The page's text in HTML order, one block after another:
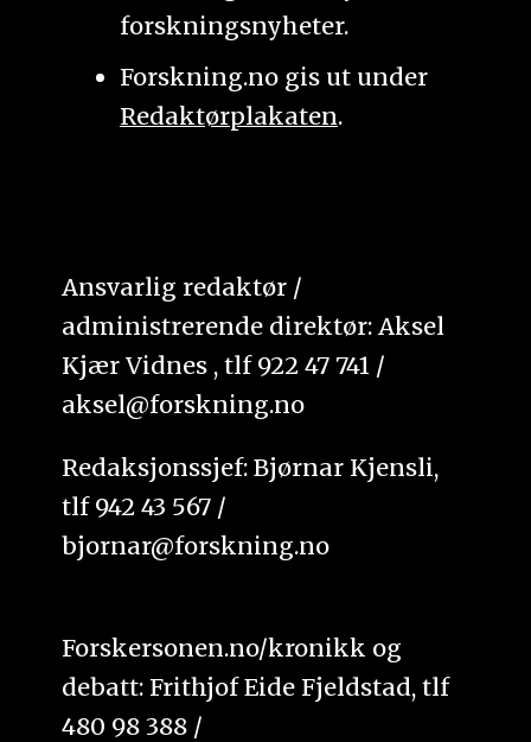
forskningsnyheter.
Forskning.no gis ut under
Redaktørplakaten.
Ansvarlig redaktør /
administrerende direktør: Aksel
Kjær Vidnes , tlf 922 47 741 /
aksel@forskning.no
Redaksjonssjef: Bjørnar Kjensli,
tlf 942 43 567 /
bjornar@forskning.no
Forskersonen.no/kronikk og
debatt: Frithjof Eide Fjeldstad, tlf
480 98 388 /